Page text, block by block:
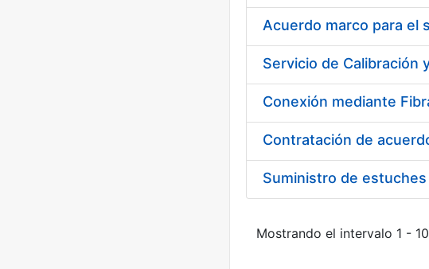
Acuerdo marco para el
Suministro de
Mostrando el intervalo 1 -